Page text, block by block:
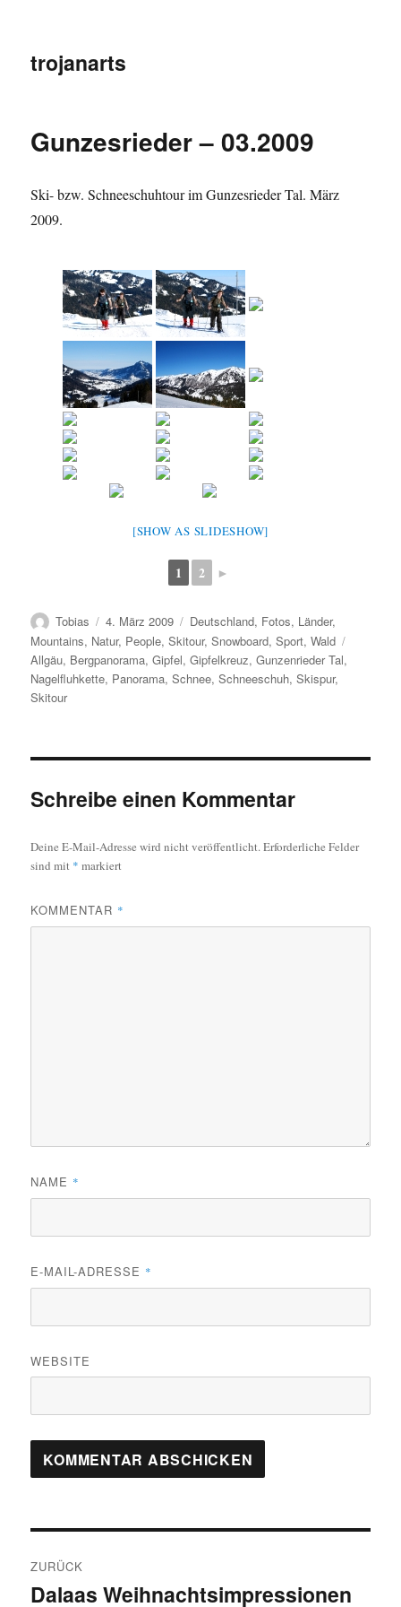
trojanarts
Gunzesrieder – 03.2009
Ski- bzw. Schneeschuhtour im Gunzesrieder Tal. März
2009.
[SHOW AS SLIDESHOW]
1 2 ►
Autor
Tobias
Veröffentlicht
am
4. März 2009 Kategorien
Deutschland, Fotos, Länder,
Mountains, Natur, People,Skitour,Snowboard,Sport,Wald
Allgäu, Bergpanorama,Gipfel,Gipfelkreuz,Gunzenrieder Tal,
Nagelfluhkette, Panorama,Schnee,Schneeschuh,Skispur,
Skitour
Schreibe einen Kommentar
Deine E-Mail-Adresse wird nicht veröffentlicht.Erforderliche Felder
sind mit * markiert
KOMMENTAR *
NAME *
E-MAIL-ADRESSE *
WEBSITE
ZURÜCK
Vorheriger
Dalaas Weihnachtsimpressionen